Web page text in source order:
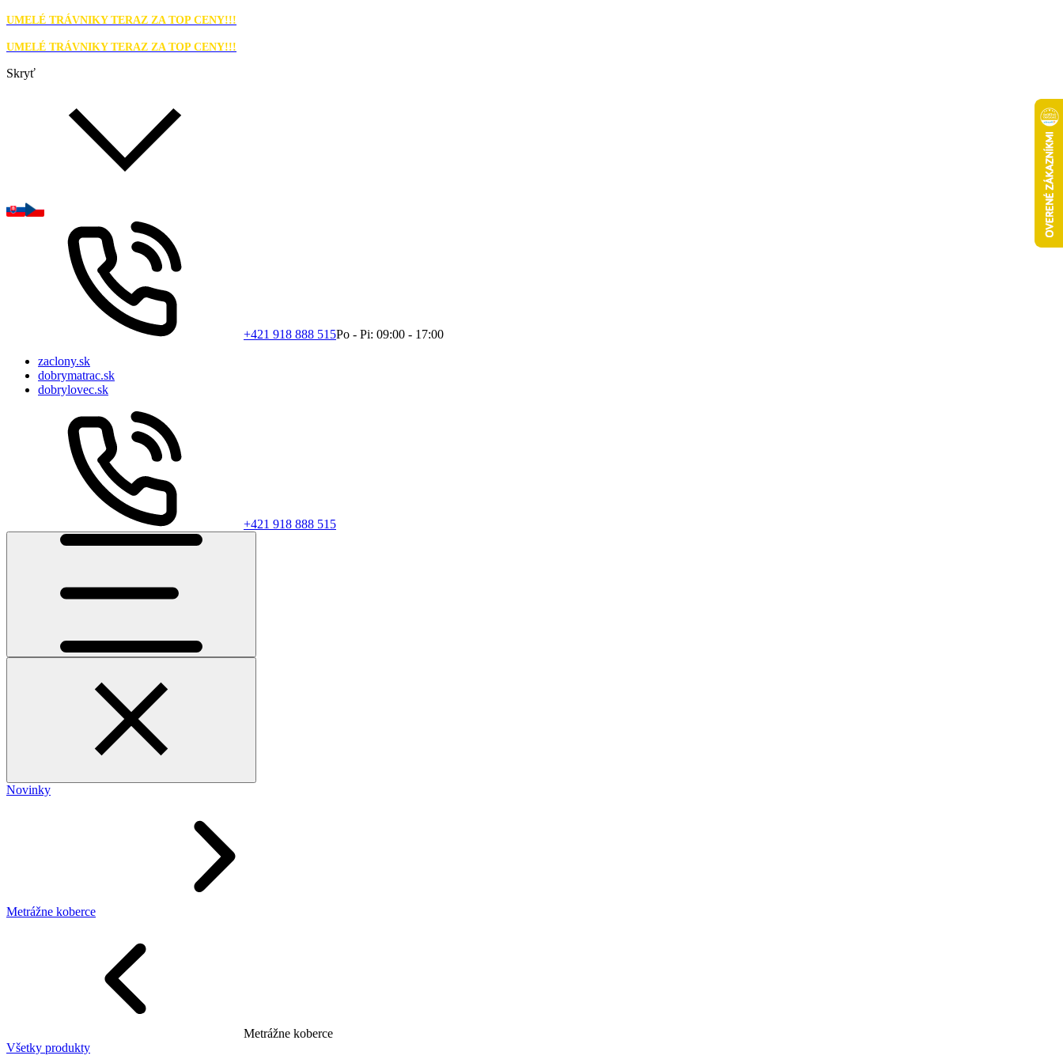
UMELÉ TRÁVNIKY TERAZ ZA TOP CENY!!!
UMELÉ TRÁVNIKY TERAZ ZA TOP CENY!!!
Skryť
+421 918 888 515Po - Pi: 09:00 - 17:00
zaclony.sk
dobrymatrac.sk
dobrylovec.sk
+421 918 888 515
Novinky
Metrážne koberce
Metrážne koberce
Všetky produkty